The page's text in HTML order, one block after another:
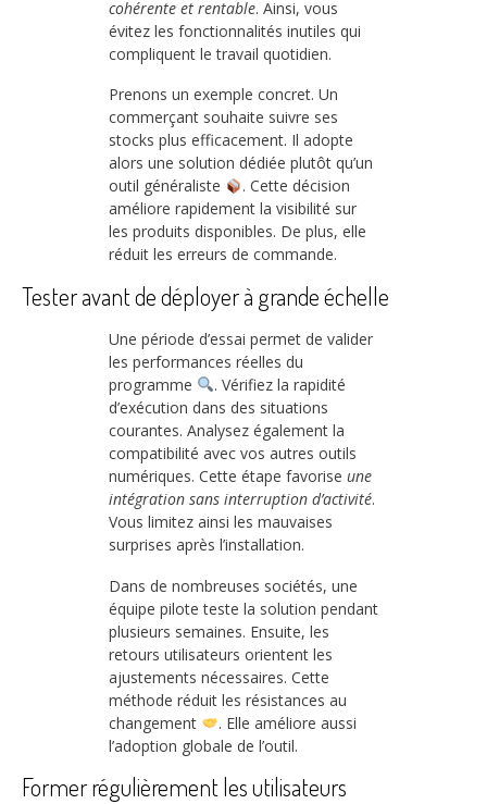
cohérente et rentable. Ainsi, vous
évitez les fonctionnalités inutiles qui
compliquent le travail quotidien.
Prenons un exemple concret. Un
commerçant souhaite suivre ses
stocks plus efficacement. Il adopte
alors une solution dédiée plutôt qu’un
outil généraliste
. Cette décision
améliore rapidement la visibilité sur
les produits disponibles. De plus, elle
réduit les erreurs de commande.
Tester avant de déployer à grande échelle
Une période d’essai permet de valider
les performances réelles du
programme
. Vérifiez la rapidité
d’exécution dans des situations
courantes. Analysez également la
compatibilité avec vos autres outils
numériques. Cette étape favorise une
intégration sans interruption d’activité.
Vous limitez ainsi les mauvaises
surprises après l’installation.
Dans de nombreuses sociétés, une
équipe pilote teste la solution pendant
plusieurs semaines. Ensuite, les
retours utilisateurs orientent les
ajustements nécessaires. Cette
méthode réduit les résistances au
changement
. Elle améliore aussi
l’adoption globale de l’outil.
Former régulièrement les utilisateurs